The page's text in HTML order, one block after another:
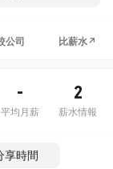
公司 比薪水↗
-
平均月薪
2
薪水情報